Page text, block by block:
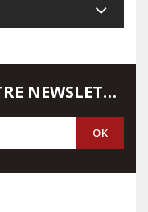
INSCRIVEZ-VOUS À NOTRE NEWSLETTER